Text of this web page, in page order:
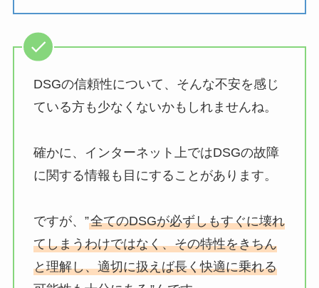
DSGの信頼性について、そんな不安を感じ
ている方も少なくないかもしれませんね。
確かに、インターネット上ではDSGの故障
に関する情報も目にすることがあります。
ですが、”全てのDSGが必ずしもすぐに壊れ
てしまうわけではなく、その特性をきちん
と理解し、適切に扱えば長く快適に乗れる